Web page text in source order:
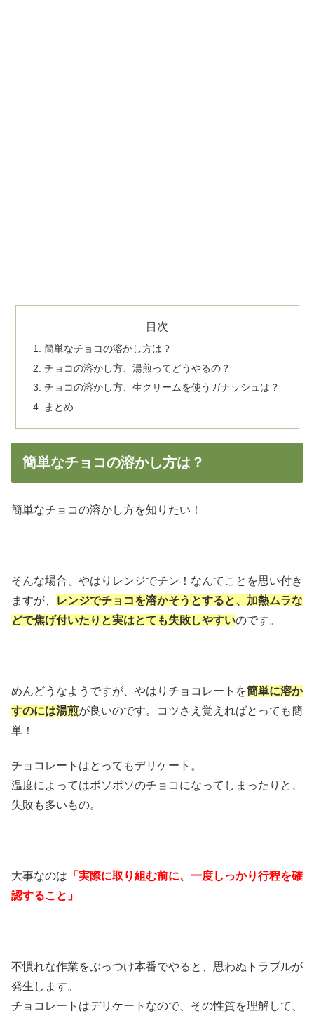
目次
簡単なチョコの溶かし方は？
チョコの溶かし方、湯煎ってどうやるの？
チョコの溶かし方、生クリームを使うガナッシュは？
まとめ
簡単なチョコの溶かし方は？
簡単なチョコの溶かし方を知りたい！
そんな場合、やはりレンジでチン！なんてことを思い付き
ますが、
レンジでチョコを溶かそうとすると、加熱ムラな
どで焦げ付いたりと実はとても失敗しやすいのです。
めんどうなようですが、やはりチョコレートを簡単に溶か
すのには湯煎が良いのです。コツさえ覚えればとっても簡
単！
チョコレートはとってもデリケート。
温度によってはボソボソのチョコになってしまったりと、
失敗も多いもの。
大事なのは 「実際に取り組む前に、一度しっかり行程を確
認すること」
不慣れな作業をぶっつけ本番でやると、思わぬトラブルが
発生します。
チョコレートはデリケートなので、その性質を理解して、